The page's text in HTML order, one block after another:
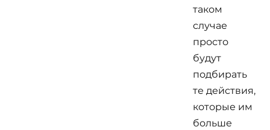
таком
случае
просто
будут
подбирать
те действия,
которые им
больше